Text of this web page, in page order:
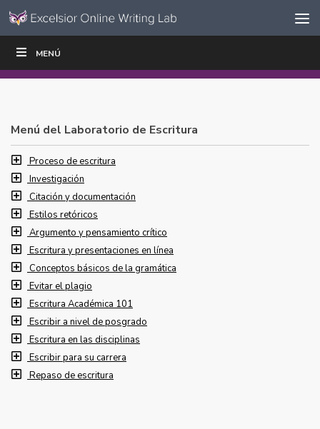
Ir al contenido
navegación
MENÚ
ESCRIBIR
Menú del Laboratorio de Escritura
Proceso de escritura
Investigación
Citación y documentación
Estilos retóricos
Argumento y pensamiento crítico
Escritura y presentaciones en línea
Conceptos básicos de la gramática
Evitar el plagio
Escritura Académica 101
Escribir a nivel de posgrado
Escritura en las disciplinas
Escribir para su carrera
Repaso de escritura